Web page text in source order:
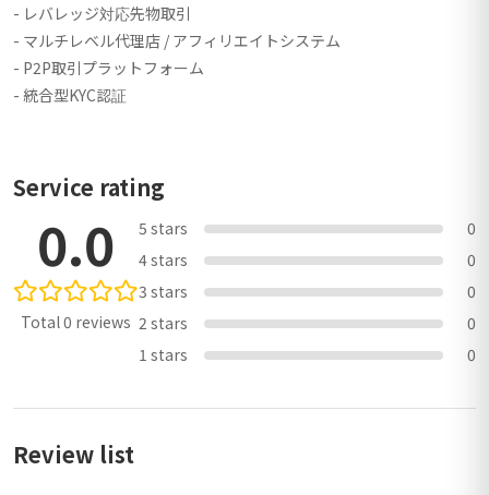
- レバレッジ対応先物取引
- マルチレベル代理店 / アフィリエイトシステム
- P2P取引プラットフォーム
- 統合型KYC認証
Service rating
0.0
Total 0 reviews
5 stars
0
4 stars
0
3 stars
0
2 stars
0
1 stars
0
Review list